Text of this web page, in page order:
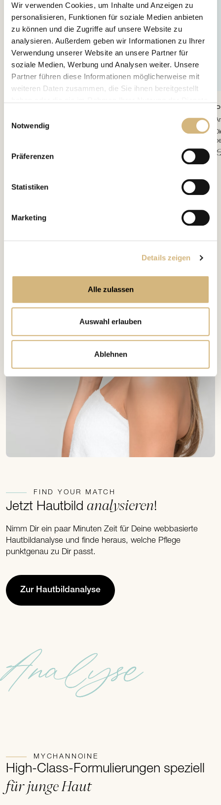
Wir verwenden Cookies, um Inhalte und Anzeigen zu
personalisieren, Funktionen für soziale Medien anbieten
zu können und die Zugriffe auf unsere Website zu
analysieren. Außerdem geben wir Informationen zu Ihrer
Verwendung unserer Website an unsere Partner für
soziale Medien, Werbung und Analysen weiter. Unsere
Partner führen diese Informationen möglicherweise mit
weiteren Daten zusammen, die Sie ihnen bereitgestellt
und im
mehr darüber, wer wir sind, wie Sie uns
kontaktieren können und wie wir personenbezogene
Notwendig
Präferenzen
Statistiken
Marketing
Details zeigen
Alle zulassen
Auswahl erlauben
Ablehnen
Diese geschmeidige, zart machende Reinigungstextur wurde speziell für das
€ 26,30
FIND YOUR MATCH
Jetzt Hautbildanalysieren!
Nimm Dir ein paar Minuten Zeit für Deine webbasierte
Hautbildanalyse und finde heraus, welche Pflege
punktgenau zu Dir passt.
Zur Hautbildanalyse
Analyse
MYCHANNOINE
High-Class-Formulierungen speziell
für junge Haut